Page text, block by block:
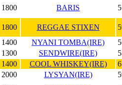
1800 BARIS
1800 REGGAE STIXEN
1400 NYANI TOMBA(IRE)
1300 SENDWIRE(IRE)
1400 COOL WHISKEY(IRE)
2000 LYSYAN(IRE)